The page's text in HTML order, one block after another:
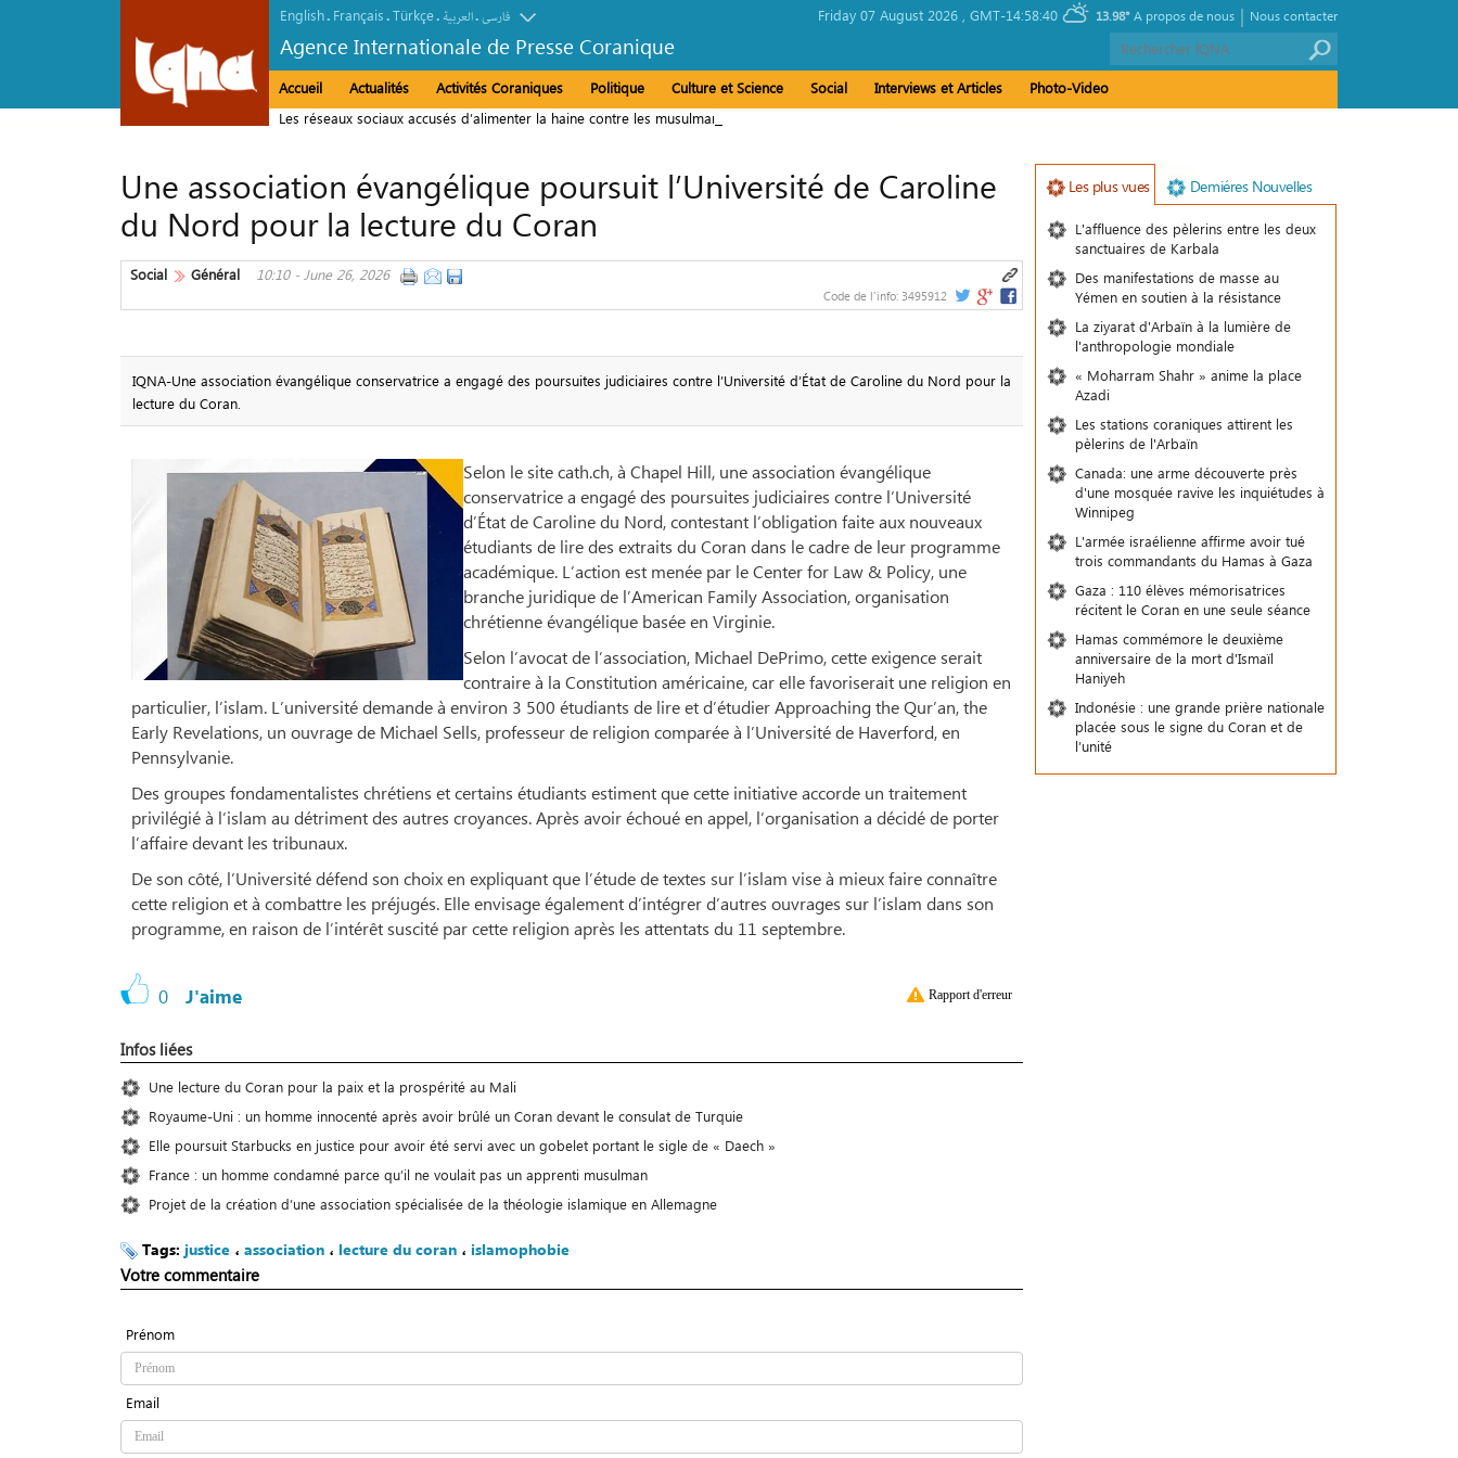
English. Français.Türkçe. العربیة.فارسی
Agence Internationale de Presse Coranique
Friday 07 August 2026 , GMT-14:58:40 13.98° Nous contacter
|
A propos de nous
Accueil Actualités Activités Coraniques Politique Culture et Science Social Interviews et Articles
Photo-Video
Les réseaux sociaux accusés d’alimenter la haine contre les musulmans en Irlande
Une association évangélique poursuit l’Université de Caroline
du Nord pour la lecture du Coran
Social Général 10:10 - June 26, 2026
Code de l'info: 3495912
IQNA-Une association évangélique conservatrice a engagé des poursuites judiciaires contre l’Université d’État de Caroline du Nord pour la
lecture du Coran.
Selon le site cath.ch, à Chapel Hill, une association évangélique
conservatrice a engagé des poursuites judiciaires contre l’Université
d’État de Caroline du Nord, contestant l’obligation faite aux nouveaux
étudiants de lire des extraits du Coran dans le cadre de leur programme
académique. L’action est menée par le Center for Law & Policy, une
branche juridique de l’American Family Association, organisation
chrétienne évangélique basée en Virginie.
Selon l’avocat de l’association, Michael DePrimo, cette exigence serait
contraire à la Constitution américaine, car elle favoriserait une religion en
particulier, l’islam. L’université demande à environ 3 500 étudiants de lire et d’étudier Approaching the Qur’an, the
Early Revelations, un ouvrage de Michael Sells, professeur de religion comparée à l’Université de Haverford, en
Pennsylvanie.
Des groupes fondamentalistes chrétiens et certains étudiants estiment que cette initiative accorde un traitement
privilégié à l’islam au détriment des autres croyances. Après avoir échoué en appel, l’organisation a décidé de porter
l’affaire devant les tribunaux.
De son côté, l’Université défend son choix en expliquant que l’étude de textes sur l’islam vise à mieux faire connaître
cette religion et à combattre les préjugés. Elle envisage également d’intégrer d’autres ouvrages sur l’islam dans son
programme, en raison de l’intérêt suscité par cette religion après les attentats du 11 septembre.
0 J'aime Rapport d'erreur
Infos liées
Une lecture du Coran pour la paix et la prospérité au Mali
Royaume-Uni : un homme innocenté après avoir brûlé un Coran devant le consulat de Turquie
Elle poursuit Starbucks en justice pour avoir été servi avec un gobelet portant le sigle de « Daech »
France : un homme condamné parce qu’il ne voulait pas un apprenti musulman
Projet de la création d’une association spécialisée de la théologie islamique en Allemagne
Tags: justice ، association ، lecture du coran ، islamophobie
Votre commentaire
Prénom
Email
Les plus vues Demiéres Nouvelles
L'affluence des pèlerins entre les deux
sanctuaires de Karbala
Des manifestations de masse au
Yémen en soutien à la résistance
La ziyarat d'Arbaïn à la lumière de
l'anthropologie mondiale
« Moharram Shahr » anime la place
Azadi
Les stations coraniques attirent les
pèlerins de l'Arbaïn
Canada: une arme découverte près
d'une mosquée ravive les inquiétudes à
Winnipeg
L'armée israélienne affirme avoir tué
trois commandants du Hamas à Gaza
Gaza : 110 élèves mémorisatrices
récitent le Coran en une seule séance
Hamas commémore le deuxième
anniversaire de la mort d'Ismaïl
Haniyeh
Indonésie : une grande prière nationale
placée sous le signe du Coran et de
l’unité